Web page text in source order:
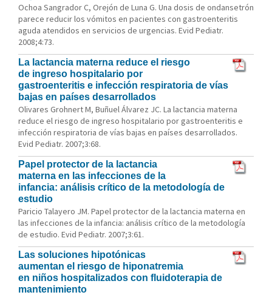
Ochoa Sangrador C, Orejón de Luna G. Una dosis de ondansetrón
parece reducir los vómitos en pacientes con gastroenteritis
aguda atendidos en servicios de urgencias. Evid Pediatr.
2008;4:73.
La lactancia materna reduce el riesgo
de ingreso hospitalario por
gastroenteritis e infección respiratoria de vías
bajas en países desarrollados
Olivares Grohnert M, Buñuel Álvarez JC. La lactancia materna
reduce el riesgo de ingreso hospitalario por gastroenteritis e
infección respiratoria de vías bajas en países desarrollados.
Evid Pediatr. 2007;3:68.
Papel protector de la lactancia
materna en las infecciones de la
infancia: análisis crítico de la metodología de
estudio
Paricio Talayero JM. Papel protector de la lactancia materna en
las infecciones de la infancia: análisis crítico de la metodología
de estudio. Evid Pediatr. 2007;3:61.
Las soluciones hipotónicas
aumentan el riesgo de hiponatremia
en niños hospitalizados con fluidoterapia de
mantenimiento